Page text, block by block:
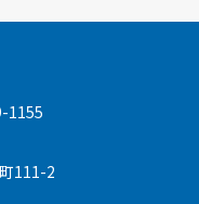
1155
111-2